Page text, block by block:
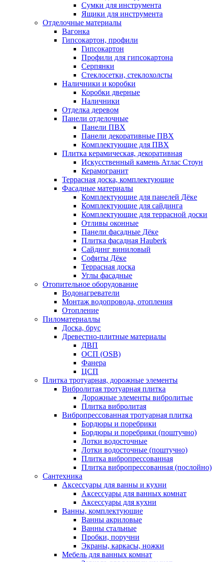
Сумки для инструмента
Ящики для инструмента
Отделочные материалы
Вагонка
Гипсокартон, профили
Гипсокартон
Профили для гипсокартона
Серпянки
Стеклосетки, стеклохолсты
Наличники и коробки
Коробки дверные
Наличники
Отделка деревом
Панели отделочные
Панели ПВХ
Панели декоративные ПВХ
Комплектующие для ПВХ
Плитка керамическая, декоративная
Искусственный камень Атлас Стоун
Керамогранит
Террасная доска, комплектующие
Фасадные материалы
Комплектующие для панелей Дёке
Комплектующие для сайдинга
Комплектующие для террасной доски
Отливы оконные
Панели фасадные Дёке
Плитка фасадная Hauberk
Сайдинг виниловый
Софиты Дёке
Террасная доска
Углы фасадные
Отопительное оборудование
Водонагреватели
Монтаж водопровода, отопления
Отопление
Пиломатериаллы
Доска, брус
Древестно-плитные материалы
ДВП
ОСП (OSB)
Фанера
ЦСП
Плитка тротуарная, дорожные элементы
Вибролитая тротуарная плитка
Дорожные элементы вибролитые
Плитка вибролитая
Вибропрессованная тротуарная плитка
Бордюры и поребрики
Бордюры и поребрики (поштучно)
Лотки водосточные
Лотки водосточные (поштучно)
Плитка вибропрессованная
Плитка вибропрессованная (послойно)
Сантехника
Аксессуары для ванны и кухни
Аксессуары для ванных комнат
Аксессуары для кухни
Ванны, комплектующие
Ванны акриловые
Ванны стальные
Пробки, поручни
Экраны, каркасы, ножки
Мебель для ванных комнат